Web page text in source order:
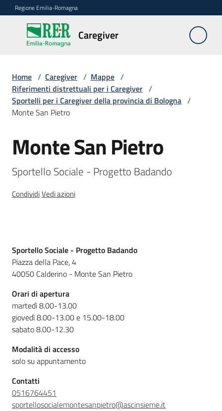
Vai al contenuto
Vai alla navigazione
Vai al footer
Regione Emilia-Romagna
Caregiver
Caregiver
Chi
è
il
FAQ
Le
della
CaregivER
risponde
Emilia-
Romagna
Home / Caregiver / Mappe /
Riferimenti distrettuali per i Caregiver /
Sportelli per i Caregiver della provincia di Bologna /
Monte San Pietro
Salta al contenuto
Monte San Pietro
Sportello Sociale - Progetto Badando
CondividiVedi azioni
Descrizione
Sportello Sociale - Progetto Badando
Piazza della Pace, 4
40050 Calderino - Monte San Pietro
Orari di apertura
martedì 8.00-13.00
giovedì 8.00-13.00 e 15.00-18.00
sabato 8.00-12.30
Modalità di accesso
solo su appuntamento
Contatti
0516764451
sportellosocialemontesanpietro@ascinsieme.it